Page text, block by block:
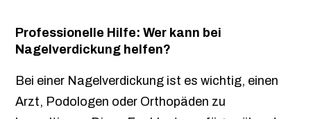
Professionelle Hilfe: Wer kann bei
Nagelverdickung helfen?
Bei einer Nagelverdickung ist es wichtig, einen
Arzt, Podologen oder Orthopäden zu